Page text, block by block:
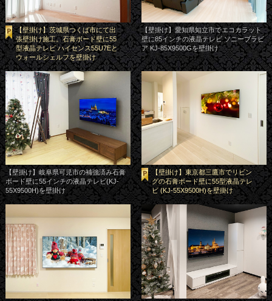
【壁掛け】茨城県つくば市にて出
張壁掛け施工。石膏ボード壁に55
型液晶テレビ ハイセンス55U7Eと
ウォールシェルフを壁掛け
【壁掛け】愛知県知立市でエコカラット
壁に85インチの液晶テレビ ソニーブラビ
ア KJ-85X9500Gを壁掛け
【壁掛け】岐阜県可児市の補強済み石膏
ボード壁に55インチの液晶テレビ(KJ-
55X9500H)を壁掛け
【壁掛け】東京都三鷹市でリビン
グの石膏ボード壁に55型液晶テレ
ビ (KJ-55X9500H)を壁掛け